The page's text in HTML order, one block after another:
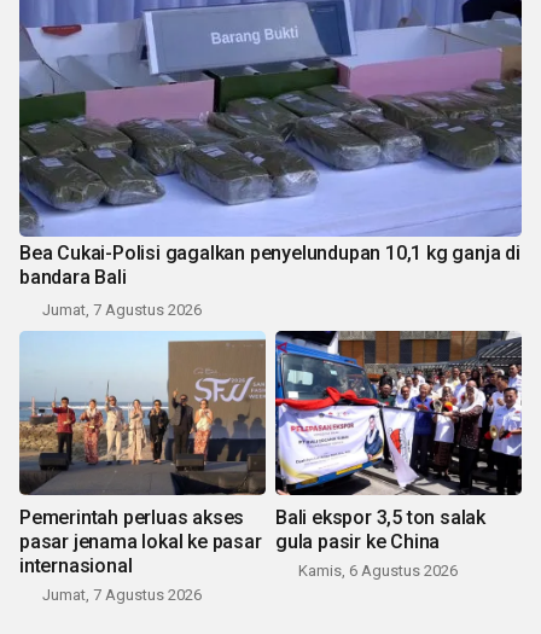
Bea Cukai-Polisi gagalkan penyelundupan 10,1 kg ganja di
bandara Bali
Jumat, 7 Agustus 2026
Pemerintah perluas akses
pasar jenama lokal ke pasar
internasional
Jumat, 7 Agustus 2026
Bali ekspor 3,5 ton salak
gula pasir ke China
Kamis, 6 Agustus 2026